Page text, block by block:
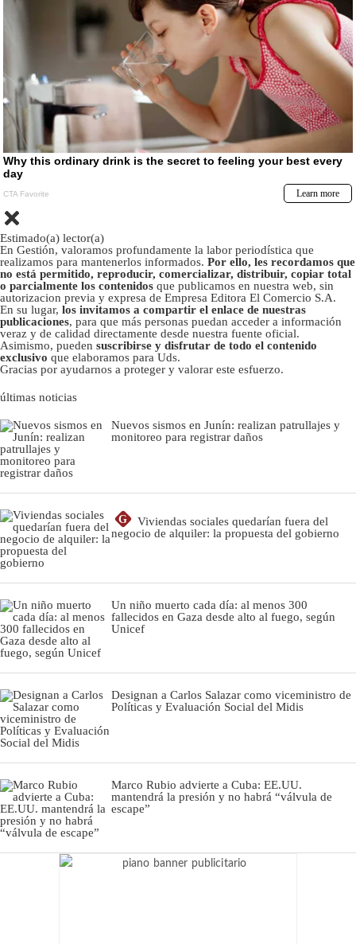
Estimado(a) lector(a)
En Gestión, valoramos profundamente la labor periodística que
realizamos para mantenerlos informados. Por ello, les recordamos que
no está permitido, reproducir, comercializar, distribuir, copiar total
o parcialmente los contenidos que publicamos en nuestra web, sin
autorizacion previa y expresa de Empresa Editora El Comercio S.A.
En su lugar, los invitamos a compartir el enlace de nuestras
publicaciones, para que más personas puedan acceder a información
veraz y de calidad directamente desde nuestra fuente oficial.
Asimismo, pueden suscribirse y disfrutar de todo el contenido
exclusivo que elaboramos para Uds.
Gracias por ayudarnos a proteger y valorar este esfuerzo.
últimas noticias
Nuevos sismos en Junín: realizan patrullajes y
monitoreo para registrar daños
G
Viviendas sociales quedarían fuera del
negocio de alquiler: la propuesta del gobierno
Un niño muerto cada día: al menos 300
fallecidos en Gaza desde alto al fuego, según
Unicef
Designan a Carlos Salazar como viceministro de
Políticas y Evaluación Social del Midis
Marco Rubio advierte a Cuba: EE.UU.
mantendrá la presión y no habrá “válvula de
escape”